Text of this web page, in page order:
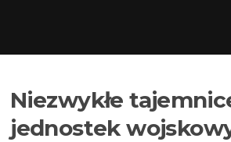
Niezwykłe
jednostek